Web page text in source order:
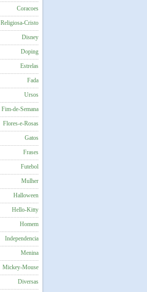
Coracoes
Religiosa-Cristo
Disney
Doping
Estrelas
Fada
Ursos
Fim-de-Semana
Flores-e-Rosas
Gatos
Frases
Futebol
Mulher
Halloween
Hello-Kitty
Homem
Independencia
Menina
Mickey-Mouse
Diversas